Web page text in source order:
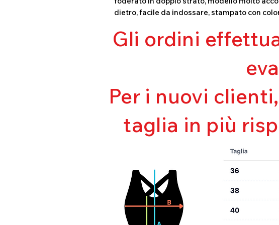
dietro, facile da indossare, stampato con
Gli ordini
Per i nuovi
taglia in più